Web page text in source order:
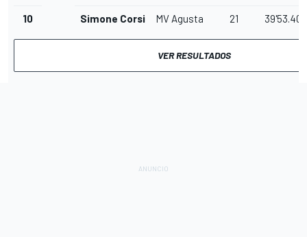
10 Simone Corsi MV Agusta 21 39'53.408
VER RESULTADOS